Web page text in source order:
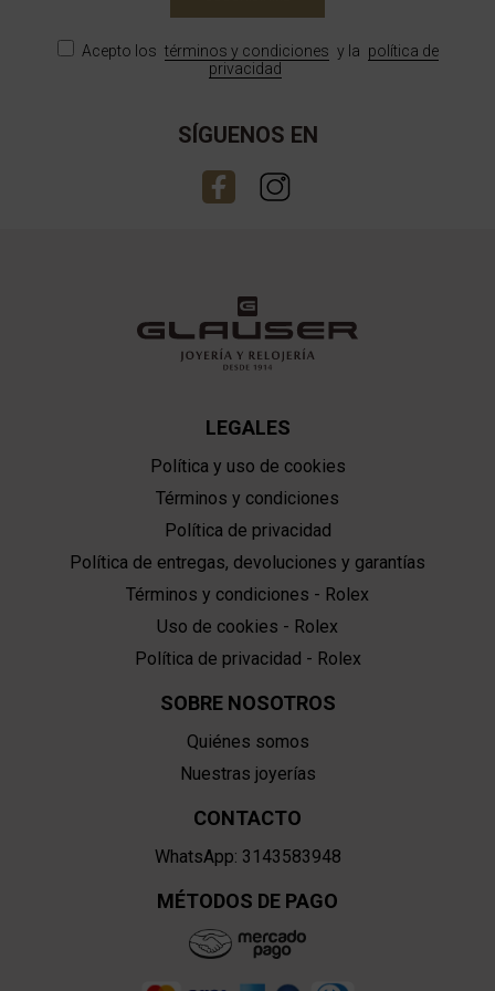
Acepto los términos y condiciones y la política de
privacidad
SÍGUENOS EN
LEGALES
Política y uso de cookies
Términos y condiciones
Política de privacidad
Política de entregas, devoluciones y garantías
Términos y condiciones - Rolex
Uso de cookies - Rolex
Política de privacidad - Rolex
SOBRE NOSOTROS
Quiénes somos
Nuestras joyerías
CONTACTO
WhatsApp: 3143583948
MÉTODOS DE PAGO